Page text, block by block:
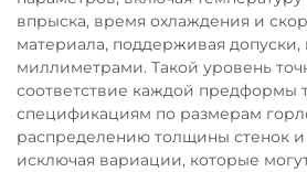
впрыска, время охлаждения и
материала, поддерживая
миллиметрами. Такой уровень
соответствие каждой предформы
спецификациям по размерам
распределению толщины стенок
исключая вариации, которые